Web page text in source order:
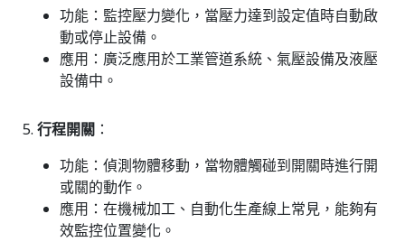
功能 ：監控壓力變化，當壓力達到設定值時自動啟
動或停止設備。
應用 ：廣泛應用於工業管道系統、氣壓設備及液壓
設備中。
行程開關 ：
功能 ：偵測物體移動，當物體觸碰到開關時進行開
或關的動作。
應用 ：在機械加工、自動化生產線上常見，能夠有
效監控位置變化。